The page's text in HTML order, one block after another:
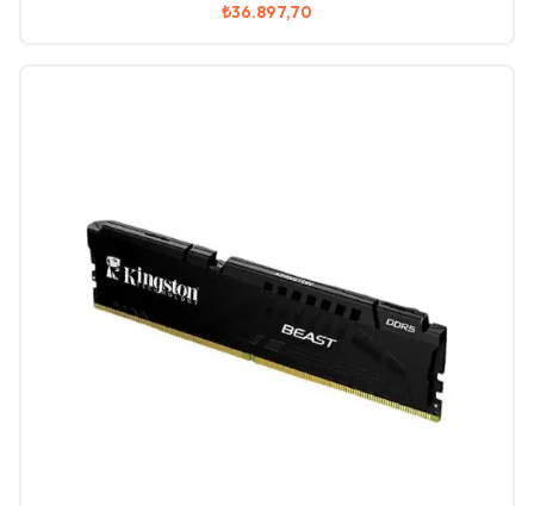
₺36.897,70